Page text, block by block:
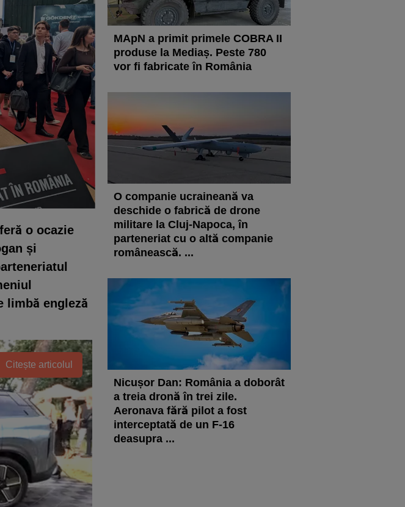
o ocazie
și
limbă engleză
Citește articolul
MApN a primit primele COBRA II
produse la Mediaș. Peste 780
vor fi fabricate în România
O companie ucraineană va
deschide o fabrică de drone
militare la Cluj-Napoca, în
parteneriat cu o altă companie
românească. ...
Nicușor Dan: România a doborât
a treia dronă în trei zile.
Aeronava fără pilot a fost
interceptată de un F-16
deasupra ...